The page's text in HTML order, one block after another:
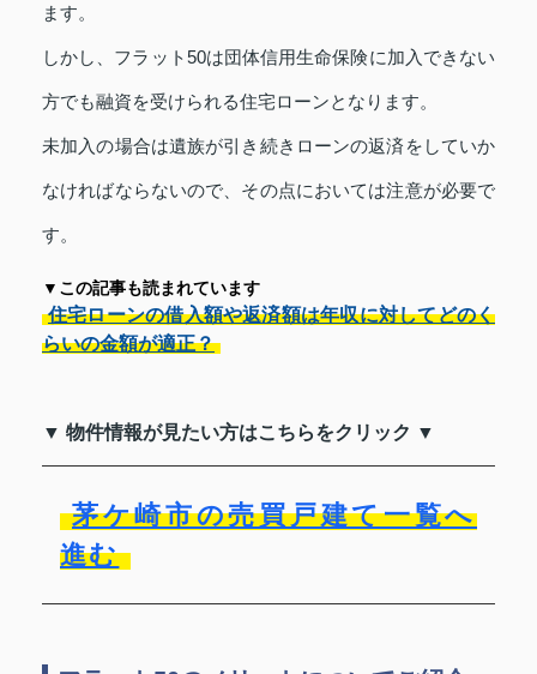
ます。
しかし、フラット50は団体信用生命保険に加入できない
方でも融資を受けられる住宅ローンとなります。
未加入の場合は遺族が引き続きローンの返済をしていか
なければならないので、その点においては注意が必要で
す。
▼この記事も読まれています
住宅ローンの借入額や返済額は年収に対してどのく
らいの金額が適正？
▼ 物件情報が見たい方はこちらをクリック ▼
茅ケ崎市の売買戸建て一覧へ
進む